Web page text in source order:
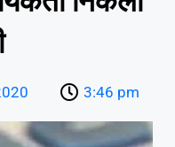
3:46 pm